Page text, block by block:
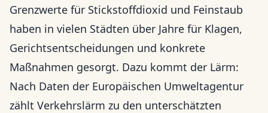
Grenzwerte für Stickstoffdioxid und Feinstaub
haben in vielen Städten über Jahre für Klagen,
Gerichtsentscheidungen und konkrete
Maßnahmen gesorgt. Dazu kommt der Lärm:
Nach Daten der Europäischen Umweltagentur
zählt Verkehrslärm zu den unterschätzten